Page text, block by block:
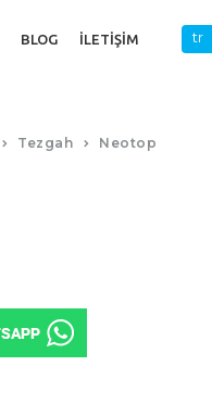
BLOG İLETIŞIM tr
Tezgah Neotop